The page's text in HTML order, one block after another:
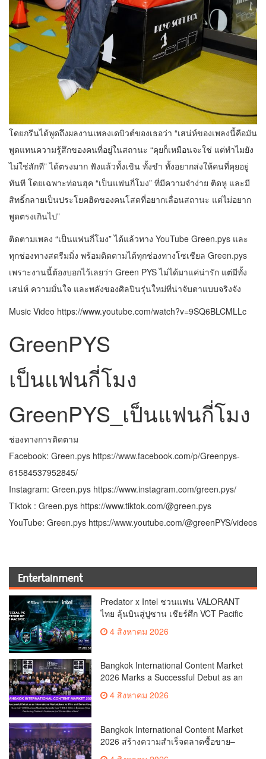
โดยกรีนได้พูดถึงผลงานเพลงเดบิวต์ของเธอว่า “เสน่ห์ของเพลงนี้คือมัน
พูดแทนความรู้สึกของคนที่อยู่ในสถานะ “คุยก็เหมือนจะใช่ แต่ทำไมยัง
ไม่ใช่สักที” ได้ตรงมาก ฟังแล้วทั้งเขิน ทั้งขำ ทั้งอยากส่งให้คนที่คุยอยู่
ทันที โดยเฉพาะท่อนฮุค “เป็นแฟนกี่โมง” ที่มีความจำง่าย ติดหู และมี
สิทธิ์กลายเป็นประโยคฮิตของคนโสดที่อยากเลื่อนสถานะ แต่ไม่อยาก
พูดตรงเกินไป”
ติดตามเพลง “เป็นแฟนกี่โมง” ได้แล้วทาง YouTube Green.pys และ
ทุกช่องทางสตรีมมิ่ง พร้อมติดตามได้ทุกช่องทางโซเชียล Green.pys
เพราะงานนี้ต้องบอกไว้เลยว่า Green PYS ไม่ได้มาแค่น่ารัก แต่มีทั้ง
เสน่ห์ ความมั่นใจ และพลังของศิลปินรุ่นใหม่ที่น่าจับตาแบบจริงจัง
Music Video https://www.youtube.com/watch?v=9SQ6BLCMLLc
GreenPYS
เป็นแฟนกี่โมง
GreenPYS_เป็นแฟนกี่โมง
ช่องทางการติดตาม
Facebook: Green.pys https://www.facebook.com/p/Greenpys-
61584537952845/
Instagram: Green.pys https://www.instagram.com/green.pys/
Tiktok : Green.pys https://www.tiktok.com/@green.pys
YouTube: Green.pys https://www.youtube.com/@greenPYS/videos
Entertainment
Predator x Intel ชวนแฟน VALORANT
ไทย ลุ้นบินสู่ปูซาน เชียร์ศึก VCT Pacific
Finals Busan ประเทศเกาหลีใต้ Predator
x Intel ชวนแฟน VALORANT ไทย ลุ้นบิน
สุดพิเศษตลอดทัวร์นาเมนต์
4 สิงหาคม 2026
Bangkok International Content Market
2026 Marks a Successful Debut as an
International Marketplace for Film and
Series Co-productionMore than 1,200
THB 2.2 Billion in Business
ValueReinforcing Thailand’s Position
as the “Content Hub of Asia”
4 สิงหาคม 2026
Bangkok International Content Market
2026 สร้างความสำเร็จตลาดซื้อขาย–